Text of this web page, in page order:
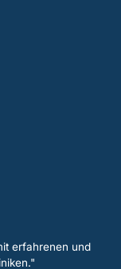
erfahrenen und